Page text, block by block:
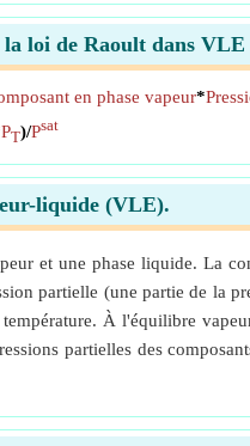
loi de Raoult dans
en phase vapeur*
PT)/Psat
liquide (VLE).
et une phase liquide. La
partielle (une partie de la
À l'équilibre
partielles des